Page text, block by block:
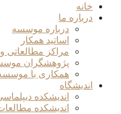
خانه
درباره ما
درباره موسسه
اساتید همکار
مراکز مطالعاتی
پژوهشگران
همکاری با
اندیشگاه
اندیشکده
اندیشکده